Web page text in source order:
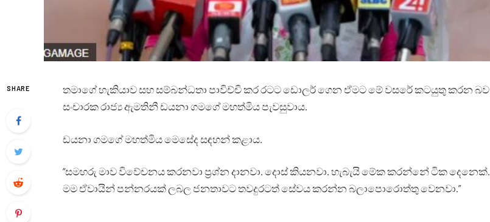
SHARE
තමාගේ හැකියාව සහ සම්බන්ධතා පාවිච්චි කර රටට ඩොලර් ගෙන ඒමට මේ වසරේ කටයුතු කරන බව
සංචාරක රාජ්‍ය ඇමතිනී ඩයනා ගමගේ මහත්මිය පැවසුවාය.
ඩයනා ගමගේ මහත්මිය මෙසේද සඳහන් කළාය.
“සමහරු මාව විවේචනය කරනවා ප්‍රශ්න දානවා. දොස් කියනවා. හැබැයි මේක කරන්නේ ටික දෙනෙක්.
මම ඒවායින් පන්නරයක් ලබල ජනතාවට තවදුරටත් සේවය කරන්න බලාපොරොත්තු වෙනවා.”